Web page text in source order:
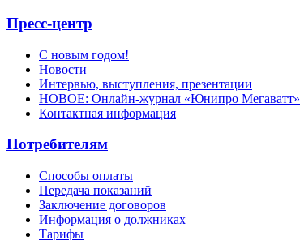
Пресс-центр
С новым годом!
Новости
Интервью, выступления, презентации
НОВОЕ: Онлайн-журнал «Юнипро Мегаватт»
Контактная информация
Потребителям
Способы оплаты
Передача показаний
Заключение договоров
Информация о должниках
Тарифы